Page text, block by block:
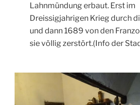
Lahnmündung erbaut. Erst im
Dreissigjahrigen Krieg durch
und dann 1689 von den
sie völlig zerstört.(Info der